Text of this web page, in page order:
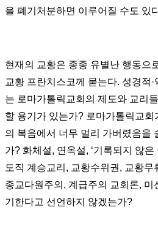
을 폐기처분하면 이루어질 수도 있
현재의 교황은 종종 유별난 행동으
교황 프란치스코께 묻는다. 성경적·
는 로마가톨릭교회의 제도와 교리
할 용기가 있는가? 로마가톨릭교
의 복음에서 너무 멀리 가버렸음을
가? 화체설, 연옥설, ‘기록되지 않은
도직 계승교리, 교황수위권, 교황
종교다원주의, 계급주의 교회론, 미
기한다고 선언하지 않겠는가?